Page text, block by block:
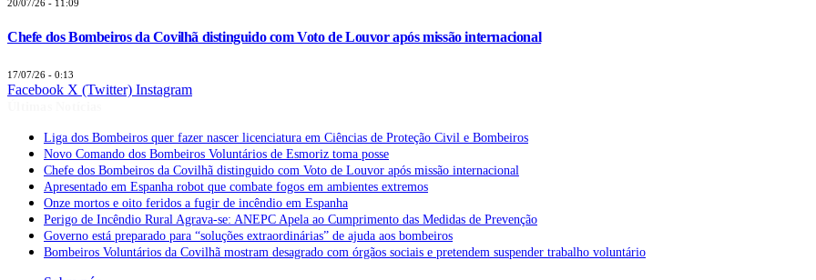
20/07/26 - 11:09
Chefe dos Bombeiros da Covilhã distinguido com Voto de Louvor após missão internacional
17/07/26 - 0:13
Facebook X (Twitter) Instagram
Liga dos Bombeiros quer fazer nascer licenciatura em Ciências de Proteção Civil e Bombeiros
Novo Comando dos Bombeiros Voluntários de Esmoriz toma posse
Chefe dos Bombeiros da Covilhã distinguido com Voto de Louvor após missão internacional
Apresentado em Espanha robot que combate fogos em ambientes extremos
Onze mortos e oito feridos a fugir de incêndio em Espanha
Perigo de Incêndio Rural Agrava-se: ANEPC Apela ao Cumprimento das Medidas de Prevenção
Governo está preparado para “soluções extraordinárias” de ajuda aos bombeiros
Bombeiros Voluntários da Covilhã mostram desagrado com órgãos sociais e pretendem suspender trabalho voluntário